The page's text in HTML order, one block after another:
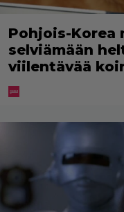
Pohjois-Korea
selviämään
viilentävää